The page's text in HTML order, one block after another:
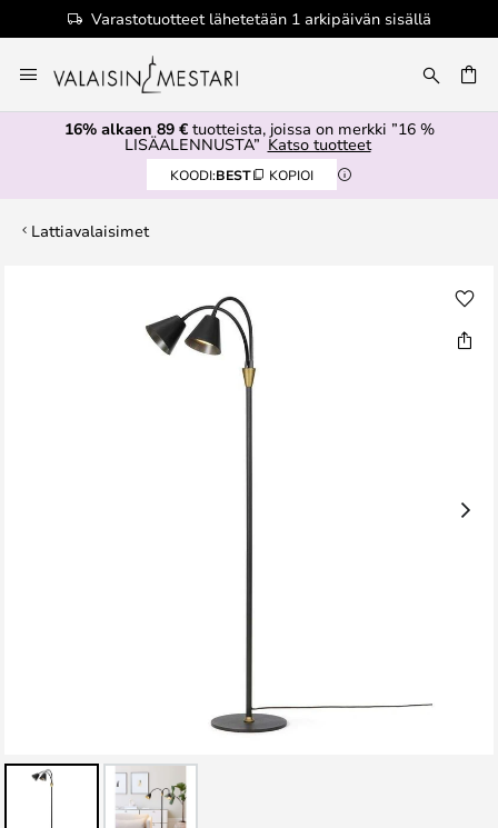
Varastotuotteet lähetetään 1 arkipäivän sisällä
to
Content
16% alkaen 89 €tuotteista, joissa on merkki ”16 %
LISÄALENNUSTA” Katso tuotteet
KOODI:BEST KOPIOI
Lattiavalaisimet